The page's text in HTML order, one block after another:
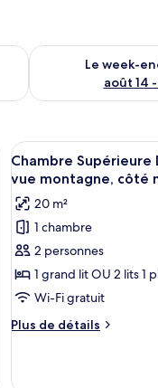
end août 7 - août 9
Le week-
août 14
Vérifier la
sur l’extérieur et un
un lit, un bureau, une
Afficher
toutes
les
photos
pour
ce
type
de
chambre :
Chambre
Double
4
Chambre Supérieure
vue montagne, côté
20 m²
1 chambre
2 personnes
1 grand lit OU 2 lits 1
Wi-Fi gratuit
Plus de détails
Plus